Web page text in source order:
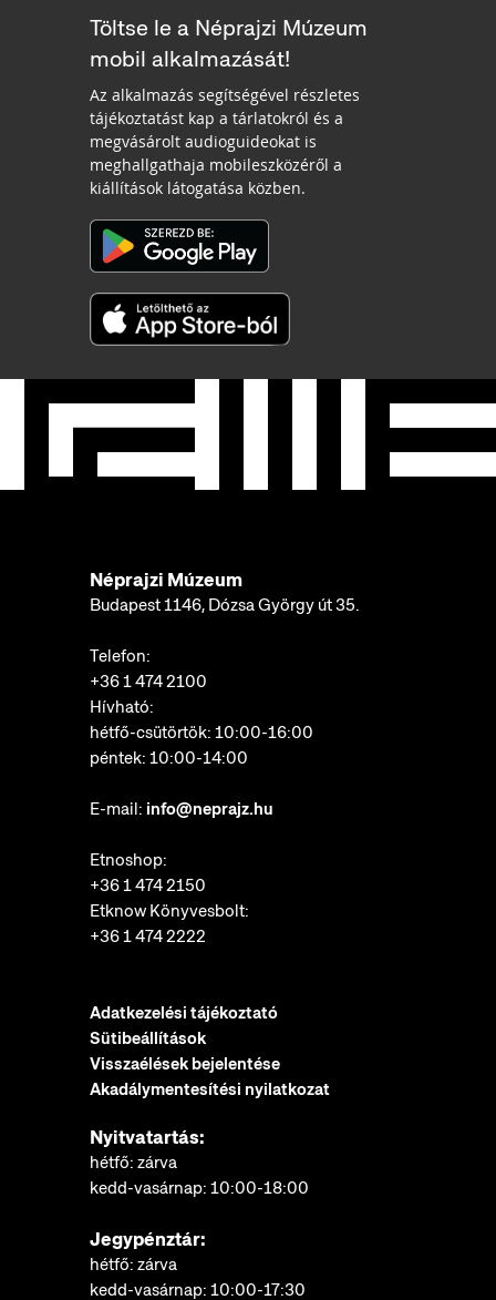
Töltse le a Néprajzi Múzeum
mobil alkalmazását!
Az alkalmazás segítségével részletes
tájékoztatást kap a tárlatokról és a
megvásárolt audioguideokat is
meghallgathaja mobileszközéről a
kiállítások látogatása közben.
Néprajzi Múzeum
Budapest 1146, Dózsa György út 35.
Telefon:
+36 1 474 2100
Hívható:
hétfő-csütörtök: 10:00-16:00
péntek: 10:00-14:00
E-mail: info@neprajz.hu
Etnoshop:
+36 1 474 2150
Etknow Könyvesbolt:
+36 1 474 2222
Adatkezelési tájékoztató
Sütibeállítások
Visszaélések bejelentése
Akadálymentesítési nyilatkozat
Nyitvatartás:
hétfő: zárva
kedd-vasárnap: 10:00-18:00
Jegypénztár:
hétfő: zárva
kedd-vasárnap: 10:00-17:30